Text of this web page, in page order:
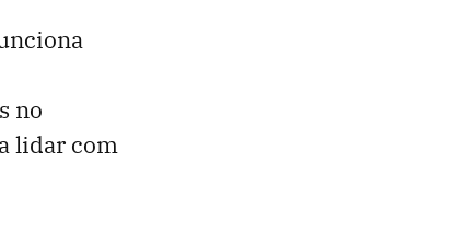
no
lidar com